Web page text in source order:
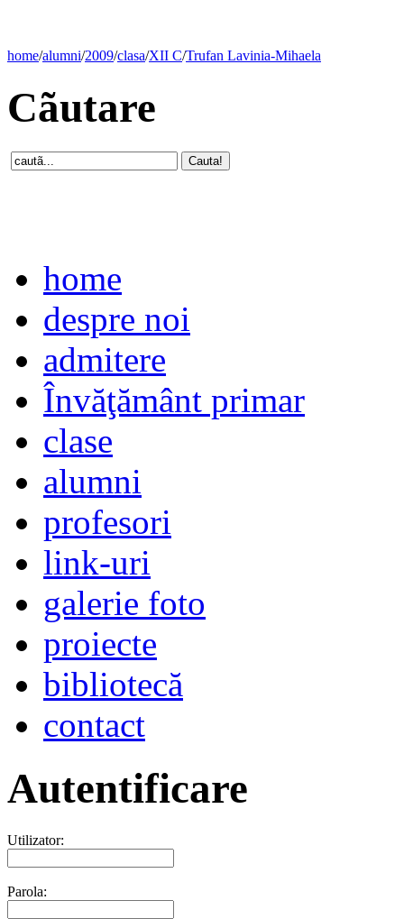
home/alumni/2009/clasa/XII C/Trufan Lavinia-Mihaela
Cãutare
home
despre noi
admitere
Învăţământ primar
clase
alumni
profesori
link-uri
galerie foto
proiecte
bibliotecă
contact
Autentificare
Utilizator:
Parola: